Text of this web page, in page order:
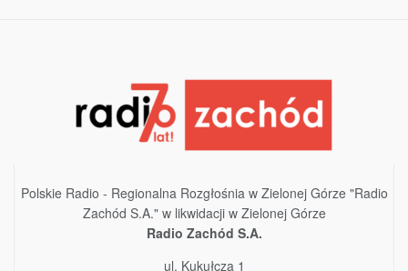
Polskie Radio - Regionalna Rozgłośnia w Zielonej Górze "Radio
Zachód S.A." w likwidacji w Zielonej Górze
Radio Zachód S.A.
ul. Kukułcza 1